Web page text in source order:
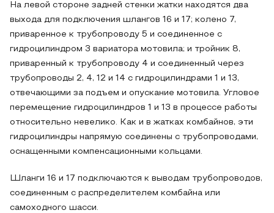
На левой стороне задней стенки жатки находятся два
выхода для подключения шлангов 16 и 17; колено 7,
приваренное к трубопроводу 5 и соединенное с
гидроцилиндром 3 вариатора мотовила; и тройник 8,
приваренный к трубопроводу 4 и соединенный через
трубопроводы 2, 4, 12 и 14 с гидроцилиндрами 1 и 13,
отвечающими за подъем и опускание мотовила. Угловое
перемещение гидроцилиндров 1 и 13 в процессе работы
относительно невелико. Как и в жатках комбайнов, эти
гидроцилиндры напрямую соединены с трубопроводами,
оснащенными компенсационными кольцами.
Шланги 16 и 17 подключаются к выводам трубопроводов,
соединенным с распределителем комбайна или
самоходного шасси.